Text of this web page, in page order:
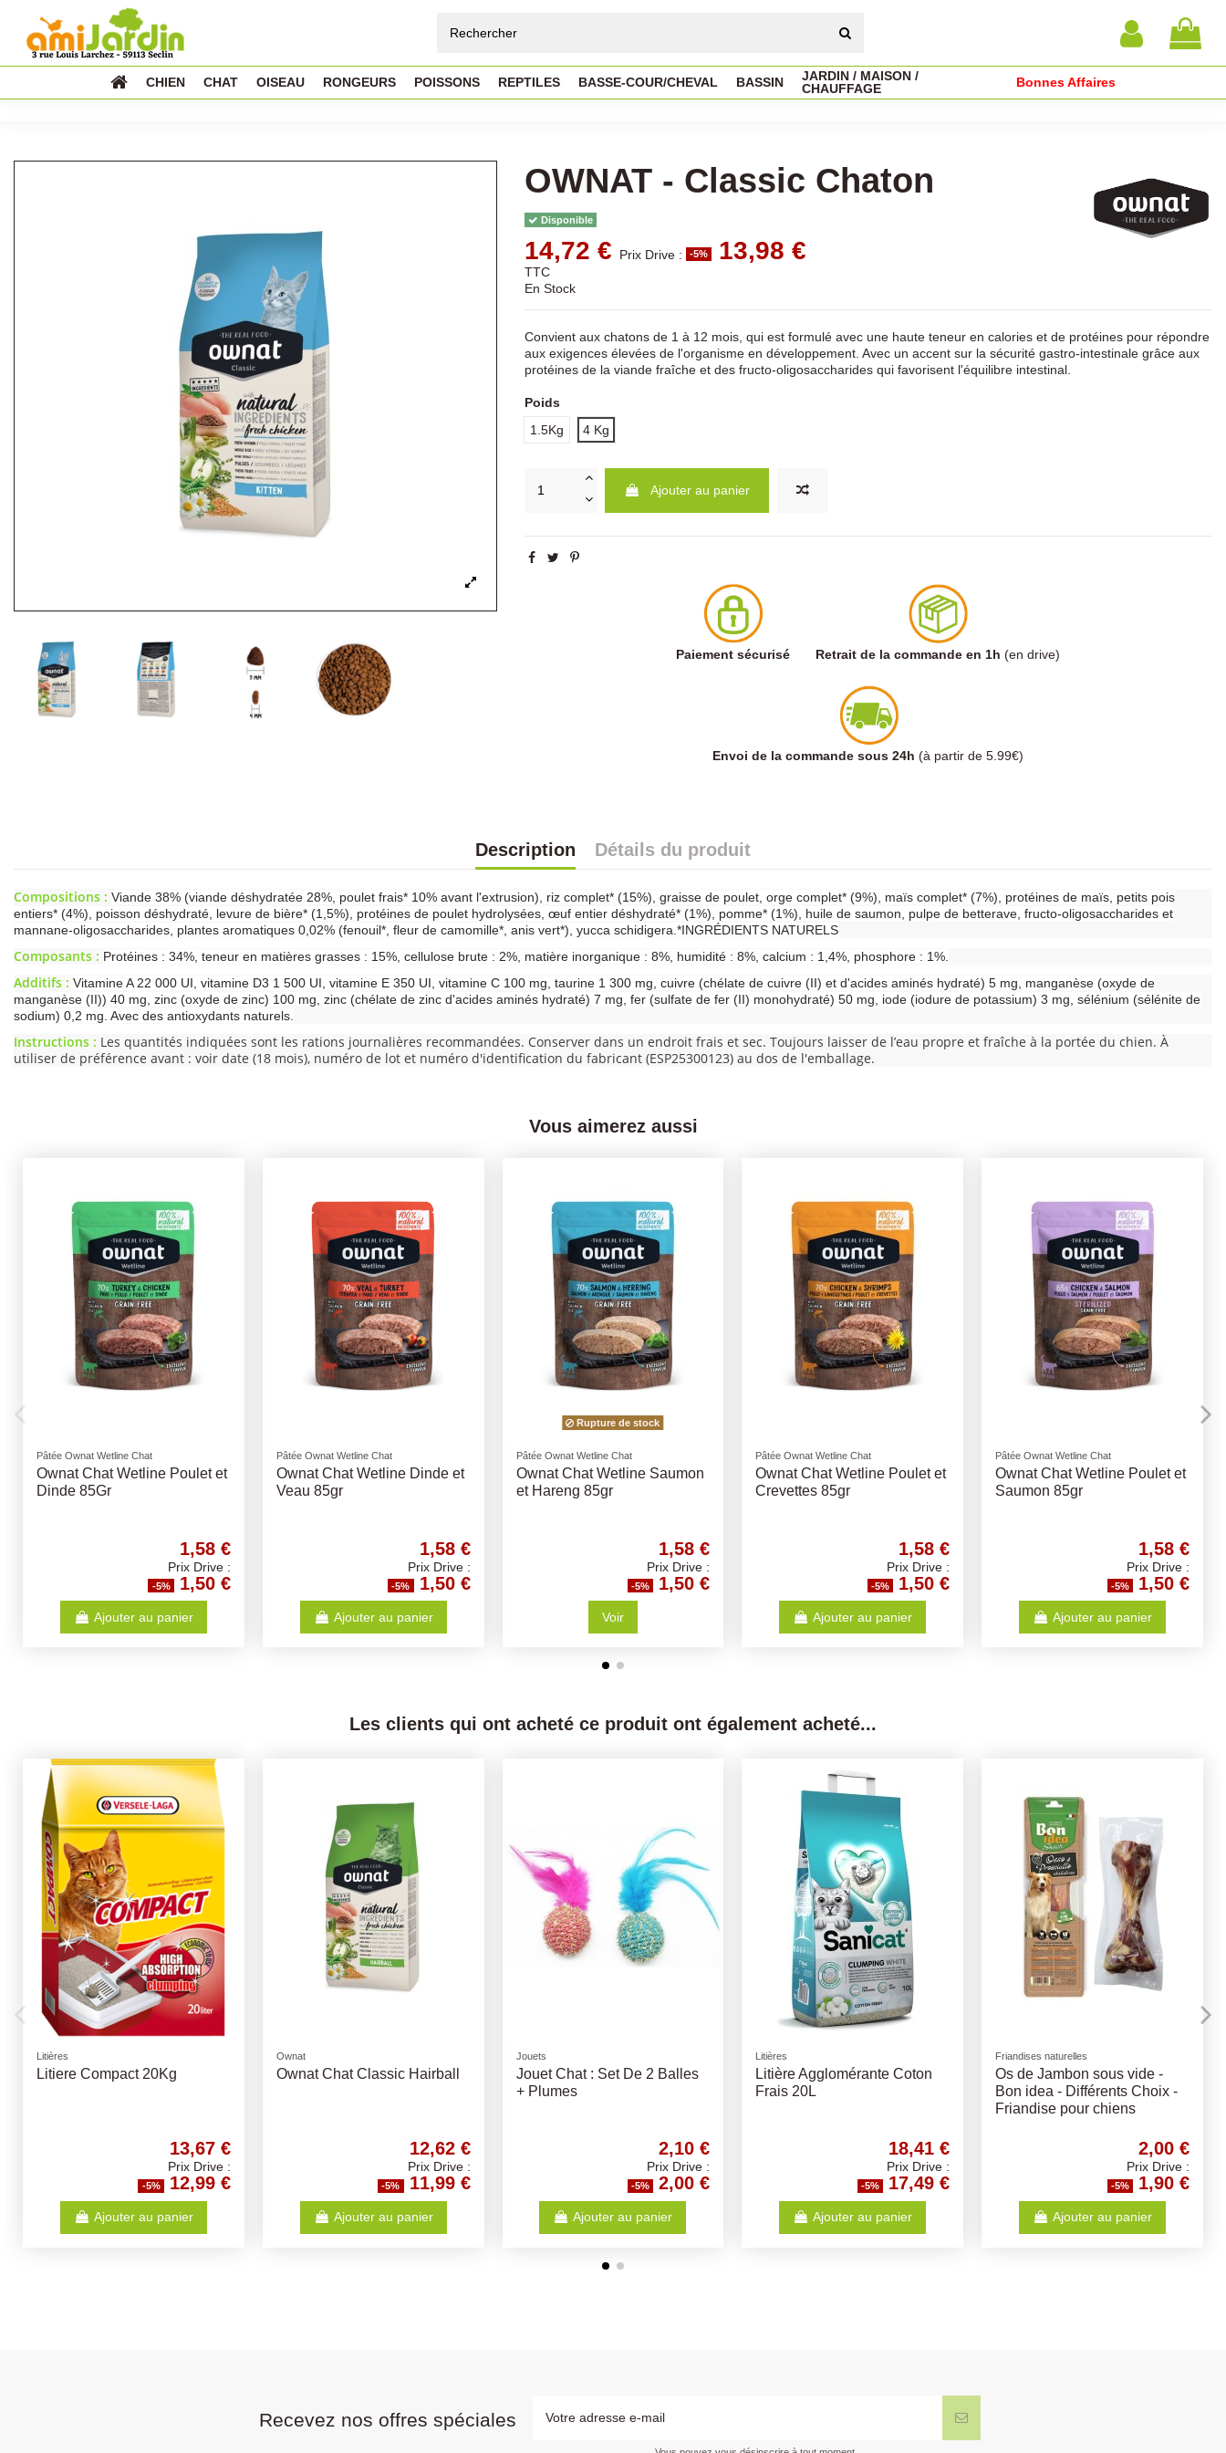
CHIEN CHAT OISEAU RONGEURS POISSONS REPTILES BASSE-COUR/CHEVAL BASSIN
JARDIN / MAISON /
CHAUFFAGE
Bonnes Affaires
OWNAT - Classic Chaton
Disponible
14,72 € Prix Drive : -5% 13,98 €
TTC
En Stock
Convient aux chatons de 1 à 12 mois, qui est formulé avec une haute teneur en calories et de protéines pour répondre
aux exigences élevées de l'organisme en développement. Avec un accent sur la sécurité gastro-intestinale grâce aux
protéines de la viande fraîche et des fructo-oligosaccharides qui favorisent l'équilibre intestinal.
Poids
1.5Kg
4 Kg
Ajouter au panier
Paiement sécurisé Retrait de la commande en 1h (en drive)
Envoi de la commande sous 24h (à partir de 5.99€)
Description Détails du produit
Compositions : Viande 38% (viande déshydratée 28%, poulet frais* 10% avant l'extrusion), riz complet* (15%), graisse de poulet, orge complet* (9%), maïs complet* (7%), protéines de maïs, petits pois
entiers* (4%), poisson déshydraté, levure de bière* (1,5%), protéines de poulet hydrolysées, œuf entier déshydraté* (1%), pomme* (1%), huile de saumon, pulpe de betterave, fructo-oligosaccharides et
mannane-oligosaccharides, plantes aromatiques 0,02% (fenouil*, fleur de camomille*, anis vert*), yucca schidigera.*INGRÉDIENTS NATURELS
Composants : Protéines : 34%, teneur en matières grasses : 15%, cellulose brute : 2%, matière inorganique : 8%, humidité : 8%, calcium : 1,4%, phosphore : 1%.
Additifs : Vitamine A 22 000 UI, vitamine D3 1 500 UI, vitamine E 350 UI, vitamine C 100 mg, taurine 1 300 mg, cuivre (chélate de cuivre (II) et d'acides aminés hydraté) 5 mg, manganèse (oxyde de
manganèse (II)) 40 mg, zinc (oxyde de zinc) 100 mg, zinc (chélate de zinc d'acides aminés hydraté) 7 mg, fer (sulfate de fer (II) monohydraté) 50 mg, iode (iodure de potassium) 3 mg, sélénium (sélénite de
sodium) 0,2 mg. Avec des antioxydants naturels.
Instructions : Les quantités indiquées sont les rations journalières recommandées. Conserver dans un endroit frais et sec. Toujours laisser de l’eau propre et fraîche à la portée du chien. À
utiliser de préférence avant : voir date (18 mois), numéro de lot et numéro d'identification du fabricant (ESP25300123) au dos de l'emballage.
Vous aimerez aussi
Pâtée Ownat Wetline Chat
Ownat Chat Wetline Poulet et
Crevettes 85gr
1,58 €
Prix Drive :
-5% 1,50 €
Ajouter au panier
Pâtée Ownat Wetline Chat
Ownat Chat Wetline Poulet et
Saumon 85gr
1,58 €
Prix Drive :
-5% 1,50 €
Ajouter au panier
Pâtée Ownat Wetline Chat
Ownat Chat Wetline Poulet et
Dinde 85gr
1,58 €
Prix Drive :
-5% 1,50 €
Ajouter au panier
Pâtée Ownat Wetline Chat
Ownat Chat Wetline Dinde et
Thon 85gr
1,58 €
Prix Drive :
-5% 1,50 €
Ajouter au panier
Pâtée Ownat Wetline Chat
Ownat Chat Wetline Kitten
Saumon et Dinde 85gr
1,58 €
Prix Drive :
-5% 1,50 €
Voir
Les clients qui ont acheté ce produit ont également acheté...
Maison de toilette
Maison de toilette d'angle
15,78 €
Prix Drive :
-5% 14,99 €
Ajouter au panier
Compléments Alimentaires
Huile de Saumon - Différents
11,57 €
Prix Drive :
-5% 10,99 €
Ajouter au panier
Arbres à chat
Arbre a Chat LILO
50x50x105Cm
36,83 €
Prix Drive :
-5% 34,99 €
Ajouter au panier
Litières
Litière Sandy Clumping
active carbon 10kg
8,41 €
Prix Drive :
-5% 7,99 €
Ajouter au panier
Friandises naturelles
Os Calcium 200Gr
3,68 €
Prix Drive :
-5% 3,50 €
Ajouter au panier
Recevez nos offres spéciales